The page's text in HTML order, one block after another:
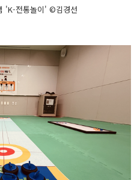
'K-전통놀이' ©김경선